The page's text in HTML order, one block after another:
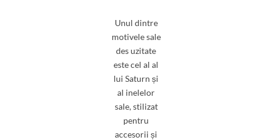
Unul dintre
motivele sale
des uzitate
este cel al al
lui Saturn și
al inelelor
sale, stilizat
pentru
accesorii și